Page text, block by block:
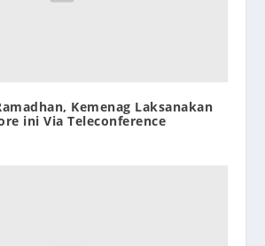
Kemenag Laksanakan
ini Via Teleconference